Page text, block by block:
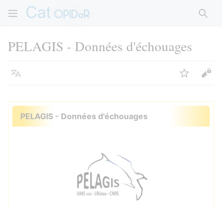
PELAGIS - Données d'échouages
Langue Suivre
PELAGIS - Données d'échouages